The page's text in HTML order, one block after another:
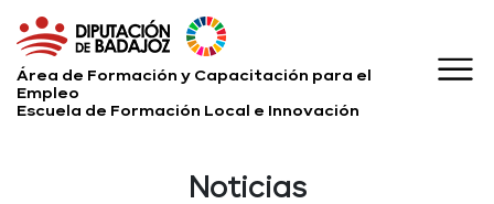
Área de Formación y Capacitación para el
Empleo
Escuela de Formación Local e Innovación
Noticias